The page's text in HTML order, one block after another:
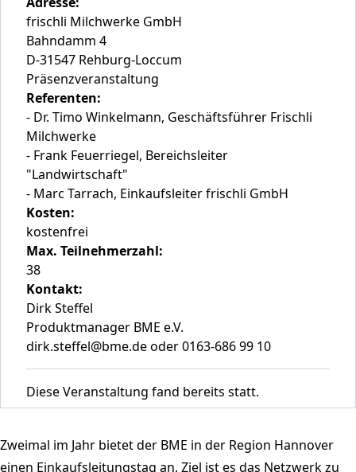
frischli Milchwerke GmbH
Bahndamm 4
D-31547 Rehburg-Loccum
Präsenzveranstaltung
Referenten:
- Dr. Timo Winkelmann, Geschäftsführer Frischli
Milchwerke
- Frank Feuerriegel, Bereichsleiter
"Landwirtschaft"
- Marc Tarrach, Einkaufsleiter frischli GmbH
Kosten:
kostenfrei
Max. Teilnehmerzahl:
38
Kontakt:
Dirk Steffel
Produktmanager BME e.V.
dirk.steffel@bme.de oder 0163-686 99 10
Diese Veranstaltung fand bereits statt.
Zweimal im Jahr bietet der BME in der Region Hannover
einen Einkaufsleitungstag an. Ziel ist es das Netzwerk zu